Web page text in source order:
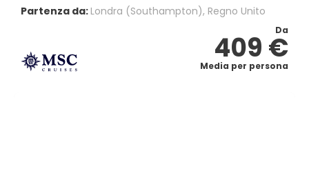
Partenza da: Londra (southampton), Regno Unito
Da
409 €
Media per persona